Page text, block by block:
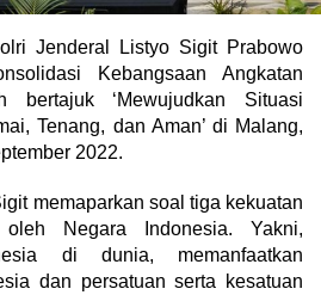
Jenderal Listyo Sigit Prabowo
Kebangsaan Angkatan
bertajuk ‘Mewujudkan Situasi
Tenang, dan Aman’ di Malang,
2022.
memaparkan soal tiga kekuatan
Negara Indonesia. Yakni,
di dunia, memanfaatkan
dan persatuan serta kesatuan